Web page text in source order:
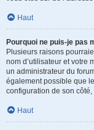
Haut
Pourquoi ne puis-je pas
Plusieurs raisons
nom d’utilisateur et votre
un administrateur du
également possible que
configuration de son côté,
Haut